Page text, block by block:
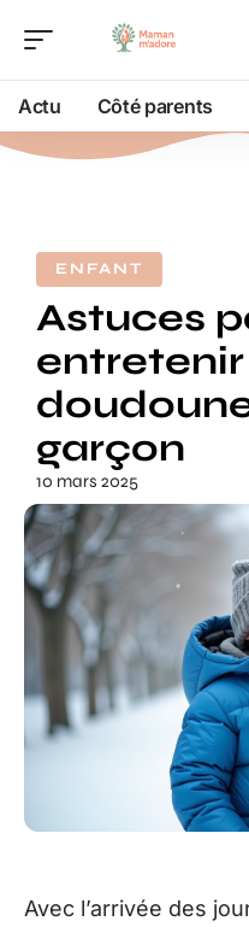
Actu Côté parents
ENFANT
Astuces
garçon
10 mars 2025
Avec l’arrivée des